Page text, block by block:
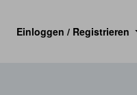
Einloggen / Registrieren